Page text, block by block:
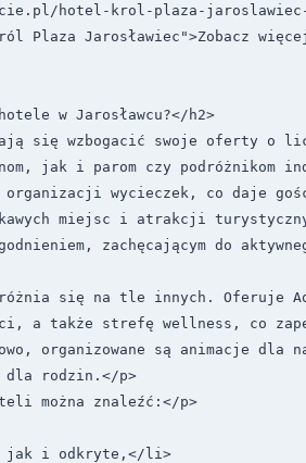
hotel-krol-plaza-jaroslawiec-
Plaza Jarosławiec">Zobacz
w Jarosławcu?</h2>
się wzbogacić swoje oferty o
jak i parom czy podróżnikom
organizacji wycieczek, co daje
miejsc i atrakcji
zachęcającym do
się na tle innych. Oferuje
a także strefę wellness, co
organizowane są animacje dla
dla rodzin.</p>
można znaleźć:</p>
jak i odkryte,</li>